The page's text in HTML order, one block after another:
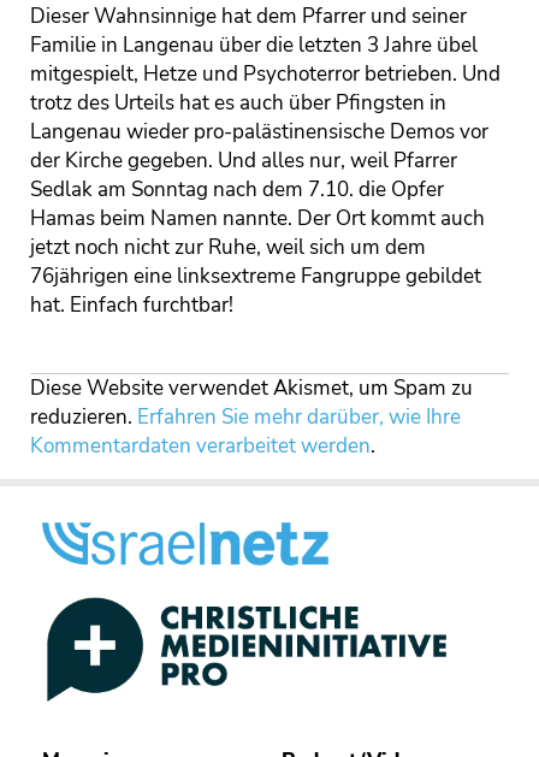
Dieser Wahnsinnige hat dem Pfarrer und seiner
Familie in Langenau über die letzten 3 Jahre übel
mitgespielt, Hetze und Psychoterror betrieben. Und
trotz des Urteils hat es auch über Pfingsten in
Langenau wieder pro-palästinensische Demos vor
der Kirche gegeben. Und alles nur, weil Pfarrer
Sedlak am Sonntag nach dem 7.10. die Opfer
Hamas beim Namen nannte. Der Ort kommt auch
jetzt noch nicht zur Ruhe, weil sich um dem
76jährigen eine linksextreme Fangruppe gebildet
hat. Einfach furchtbar!
Diese Website verwendet Akismet, um Spam zu
reduzieren. Erfahren Sie mehr darüber, wie Ihre
Kommentardaten verarbeitet werden.